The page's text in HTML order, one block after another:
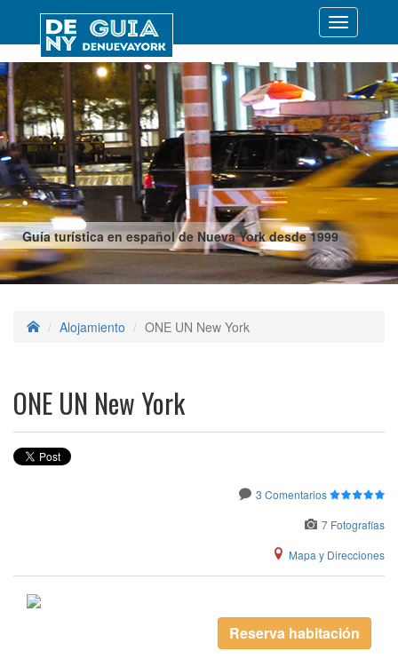
Guía turística en español de Nueva York desde 1999
Desplegar
Alojamiento ONE UN New York
ONE UN New York
3 Comentarios
7 Fotografías
Mapa y Direcciones
Reserva habitación